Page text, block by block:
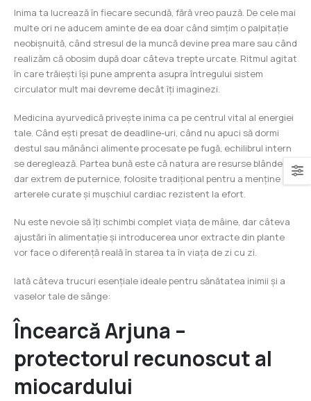
Inima ta lucrează în fiecare secundă, fără vreo pauză. De cele mai
multe ori ne aducem aminte de ea doar când simțim o palpitație
neobișnuită, când stresul de la muncă devine prea mare sau când
realizăm că obosim după doar câteva trepte urcate. Ritmul agitat
în care trăiești își pune amprenta asupra întregului sistem
circulator mult mai devreme decât îți imaginezi.
Medicina ayurvedică privește inima ca pe centrul vital al energiei
tale. Când ești presat de deadline-uri, când nu apuci să dormi
destul sau mănânci alimente procesate pe fugă, echilibrul intern
se dereglează. Partea bună este că natura are resurse blânde,
dar extrem de puternice, folosite tradițional pentru a menține
arterele curate și mușchiul cardiac rezistent la efort.
Nu este nevoie să îți schimbi complet viața de mâine, dar câteva
ajustări în alimentație și introducerea unor extracte din plante
vor face o diferență reală în starea ta în viața de zi cu zi.
Iată câteva trucuri esențiale ideale pentru sănătatea inimii și a
vaselor tale de sânge:
Încearcă Arjuna –
protectorul recunoscut al
miocardului